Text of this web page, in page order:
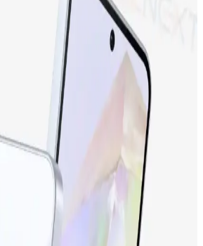
iPhone 15 Plus Karşılaştırması:
Yorumları
olan iPhone 17 ve iPhone 15 Plus'ın
depolama özellikleri karşılaştırılıyor,
değerlendirmeleri sunuluyor.
İncelemesi: Ekonomik Fiyatlı
Sahip Akıllı Telefon
fiyatıyla dikkat çeken, geniş ekranı,
kamerasıyla günlük kullanım için ideal
ve Tecno Spark 10
Telefon Sizin İçin Uygun